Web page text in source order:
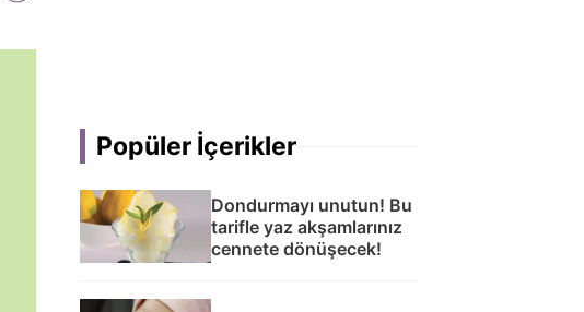
Popüler İçerikler
Dondurmayı unutun! Bu
tarifle yaz akşamlarınız
cennete dönüşecek!